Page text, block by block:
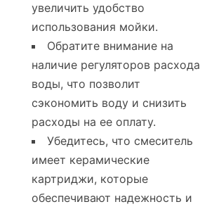
увеличить удобство
использования мойки.
Обратите внимание на
наличие регуляторов расхода
воды, что позволит
сэкономить воду и снизить
раcходы на ее оплату.
Убедитесь, что смеситель
имеет керамические
картриджи, которые
обеспечивают надежность и